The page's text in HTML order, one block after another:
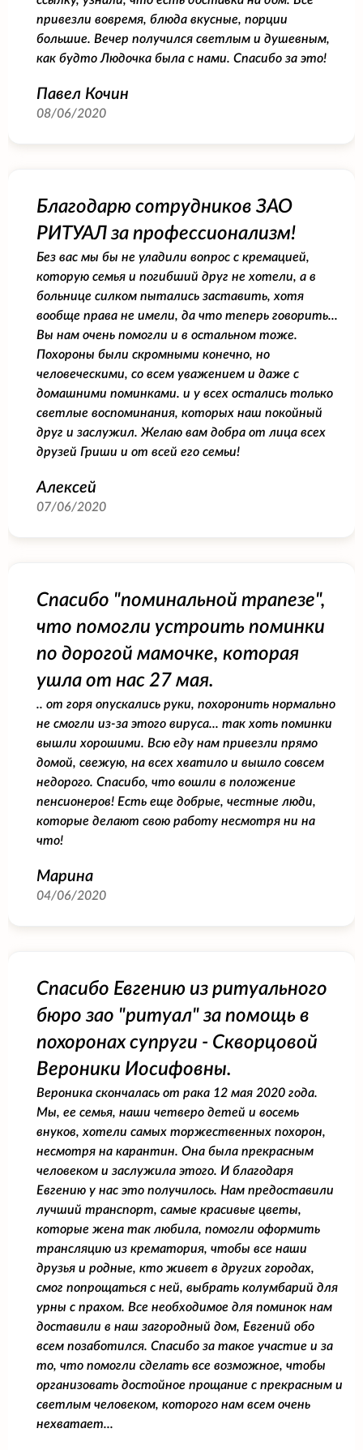
привезли вовремя, блюда вкусные, порции
большие. Вечер получился светлым и душевным,
как будто Людочка была с нами. Спасибо за это!
Павел Кочин
08/06/2020
Благодарю сотрудников ЗАО
РИТУАЛ за профессионализм!
Без вас мы бы не уладили вопрос с кремацией,
которую семья и погибший друг не хотели, а в
больнице силком пытались заставить, хотя
вообще права не имели, да что теперь говорить...
Вы нам очень помогли и в остальном тоже.
Похороны были скромными конечно, но
человеческими, со всем уважением и даже с
домашними поминками. и у всех остались только
светлые воспоминания, которых наш покойный
друг и заслужил. Желаю вам добра от лица всех
друзей Гриши и от всей его семьи!
Алексей
07/06/2020
Спасибо "поминальной трапезе",
что помогли устроить поминки
по дорогой мамочке, которая
ушла от нас 27 мая.
.. от горя опускались руки, похоронить нормально
не смогли из-за этого вируса... так хоть поминки
вышли хорошими. Всю еду нам привезли прямо
домой, свежую, на всех хватило и вышло совсем
недорого. Спасибо, что вошли в положение
пенсионеров! Есть еще добрые, честные люди,
которые делают свою работу несмотря ни на
что!
Марина
04/06/2020
Спасибо Евгению из ритуального
бюро зао "ритуал" за помощь в
похоронах супруги - Скворцовой
Вероники Иосифовны.
Вероника скончалась от рака 12 мая 2020 года.
Мы, ее семья, наши четверо детей и восемь
внуков, хотели самых торжественных похорон,
несмотря на карантин. Она была прекрасным
человеком и заслужила этого. И благодаря
Евгению у нас это получилось. Нам предоставили
лучший транспорт, самые красивые цветы,
которые жена так любила, помогли оформить
трансляцию из крематория, чтобы все наши
друзья и родные, кто живет в других городах,
смог попрощаться с ней, выбрать колумбарий для
урны с прахом. Все необходимое для поминок нам
доставили в наш загородный дом, Евгений обо
всем позаботился. Спасибо за такое участие и за
то, что помогли сделать все возможное, чтобы
организовать достойное прощание с прекрасным и
светлым человеком, которого нам всем очень
нехватает...